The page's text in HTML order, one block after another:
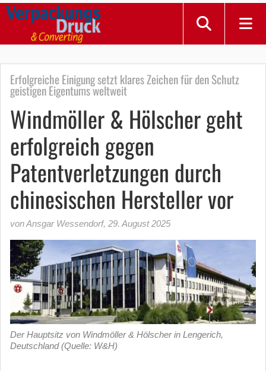
Erfolgreiche Einigung setzt klares Zeichen für den Schutz
geistigen Eigentums weltweit
Windmöller & Hölscher geht
erfolgreich gegen
Patentverletzungen durch
chinesischen Hersteller vor
von Ansgar Wessendorf, 29. August 2025
Der Hauptsitz von Windmöller & Hölscher in Lengerich,
Deutschland (Quelle: W&H)